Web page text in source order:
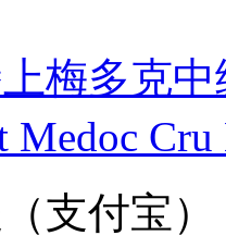
梅多克
Medoc
支付宝）